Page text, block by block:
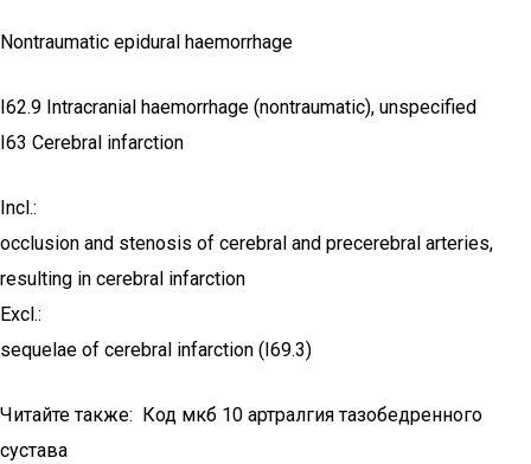
Nontraumatic epidural haemorrhage
I62.9 Intracranial haemorrhage (nontraumatic), unspecified
I63 Cerebral infarction
Incl.:
occlusion and stenosis of cerebral and precerebral arteries,
resulting in cerebral infarction
Excl.:
sequelae of cerebral infarction (I69.3)
Читайте также: Код мкб 10 артралгия тазобедренного
сустава